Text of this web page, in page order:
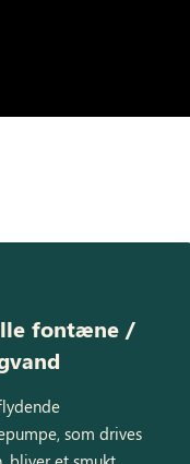
fontæne /
som drives